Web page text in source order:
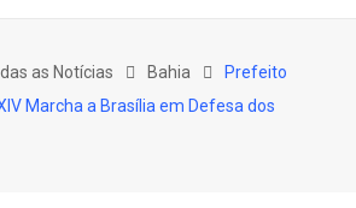
as Notícias Bahia
Prefeito
Marcha a Brasília em Defesa dos